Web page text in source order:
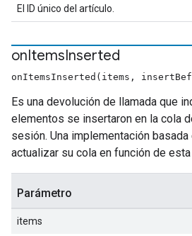
El ID único del artículo.
onItemsInserted
onItemsInserted(items,
Es una devolución de llamada que
elementos se insertaron en la cola
sesión. Una implementación
actualizar su cola en función de
Parámetro
items